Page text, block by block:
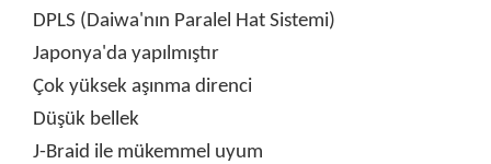
DPLS (Daiwa'nın Paralel Hat Sistemi)
Japonya'da yapılmıştır
Çok yüksek aşınma direnci
Düşük bellek
J-Braid ile mükemmel uyum